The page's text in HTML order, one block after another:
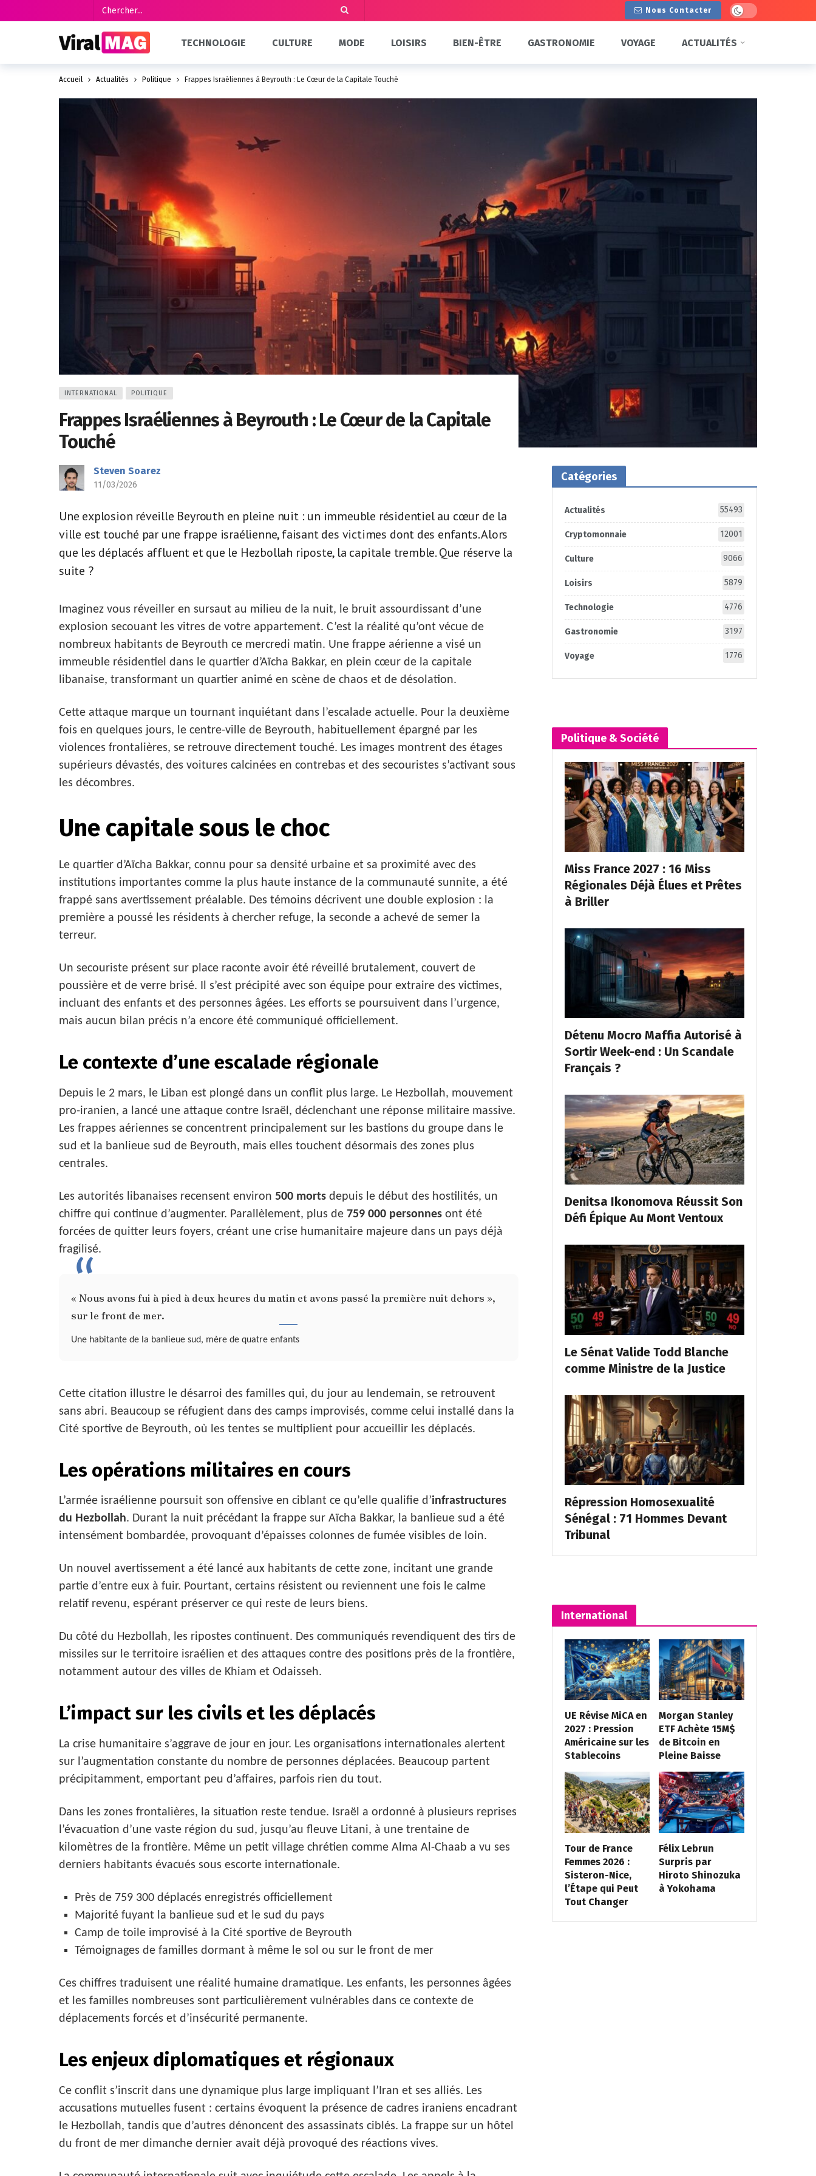
Nous Contacter Dark mode
TECHNOLOGIE CULTURE MODE LOISIRS BIEN-ÊTRE GASTRONOMIE VOYAGE ACTUALITÉS
Accueil Actualités Politique Frappes Israéliennes à Beyrouth : Le Cœur de la Capitale Touché
INTERNATIONAL POLITIQUE
Frappes Israéliennes à Beyrouth : Le Cœur de la Capitale
Touché
Steven Soarez
11/03/2026
Une explosion réveille Beyrouth en pleine nuit : un immeuble résidentiel au cœur de la
ville est touché par une frappe israélienne, faisant des victimes dont des enfants. Alors
que les déplacés affluent et que le Hezbollah riposte, la capitale tremble. Que réserve la
suite ?
Imaginez vous réveiller en sursaut au milieu de la nuit, le bruit assourdissant d’une
explosion secouant les vitres de votre appartement. C’est la réalité qu’ont vécue de
nombreux habitants de Beyrouth ce mercredi matin. Une frappe aérienne a visé un
immeuble résidentiel dans le quartier d’Aïcha Bakkar, en plein cœur de la capitale
libanaise, transformant un quartier animé en scène de chaos et de désolation.
Cette attaque marque un tournant inquiétant dans l’escalade actuelle. Pour la deuxième
fois en quelques jours, le centre-ville de Beyrouth, habituellement épargné par les
violences frontalières, se retrouve directement touché. Les images montrent des étages
supérieurs dévastés, des voitures calcinées en contrebas et des secouristes s’activant sous
les décombres.
Une capitale sous le choc
Le quartier d’Aïcha Bakkar, connu pour sa densité urbaine et sa proximité avec des
institutions importantes comme la plus haute instance de la communauté sunnite, a été
frappé sans avertissement préalable. Des témoins décrivent une double explosion : la
première a poussé les résidents à chercher refuge, la seconde a achevé de semer la
terreur.
Un secouriste présent sur place raconte avoir été réveillé brutalement, couvert de
poussière et de verre brisé. Il s’est précipité avec son équipe pour extraire des victimes,
incluant des enfants et des personnes âgées. Les efforts se poursuivent dans l’urgence,
mais aucun bilan précis n’a encore été communiqué officiellement.
Le contexte d’une escalade régionale
Depuis le 2 mars, le Liban est plongé dans un conflit plus large. Le Hezbollah, mouvement
pro-iranien, a lancé une attaque contre Israël, déclenchant une réponse militaire massive.
Les frappes aériennes se concentrent principalement sur les bastions du groupe dans le
sud et la banlieue sud de Beyrouth, mais elles touchent désormais des zones plus
centrales.
Les autorités libanaises recensent environ 500 morts depuis le début des hostilités, un
chiffre qui continue d’augmenter. Parallèlement, plus de 759 000 personnes ont été
forcées de quitter leurs foyers, créant une crise humanitaire majeure dans un pays déjà
fragilisé.
« Nous avons fui à pied à deux heures du matin et avons passé la première nuit dehors »,
sur le front de mer.
Une habitante de la banlieue sud, mère de quatre enfants
Cette citation illustre le désarroi des familles qui, du jour au lendemain, se retrouvent
sans abri. Beaucoup se réfugient dans des camps improvisés, comme celui installé dans la
Cité sportive de Beyrouth, où les tentes se multiplient pour accueillir les déplacés.
Les opérations militaires en cours
L’armée israélienne poursuit son offensive en ciblant ce qu’elle qualifie d’infrastructures
du Hezbollah. Durant la nuit précédant la frappe sur Aïcha Bakkar, la banlieue sud a été
intensément bombardée, provoquant d’épaisses colonnes de fumée visibles de loin.
Un nouvel avertissement a été lancé aux habitants de cette zone, incitant une grande
partie d’entre eux à fuir. Pourtant, certains résistent ou reviennent une fois le calme
relatif revenu, espérant préserver ce qui reste de leurs biens.
Du côté du Hezbollah, les ripostes continuent. Des communiqués revendiquent des tirs de
missiles sur le territoire israélien et des attaques contre des positions près de la frontière,
notamment autour des villes de Khiam et Odaisseh.
L’impact sur les civils et les déplacés
La crise humanitaire s’aggrave de jour en jour. Les organisations internationales alertent
sur l’augmentation constante du nombre de personnes déplacées. Beaucoup partent
précipitamment, emportant peu d’affaires, parfois rien du tout.
Dans les zones frontalières, la situation reste tendue. Israël a ordonné à plusieurs reprises
l’évacuation d’une vaste région du sud, jusqu’au fleuve Litani, à une trentaine de
kilomètres de la frontière. Même un petit village chrétien comme Alma Al-Chaab a vu ses
derniers habitants évacués sous escorte internationale.
Près de 759 300 déplacés enregistrés officiellement
Majorité fuyant la banlieue sud et le sud du pays
Camp de toile improvisé à la Cité sportive de Beyrouth
Témoignages de familles dormant à même le sol ou sur le front de mer
Ces chiffres traduisent une réalité humaine dramatique. Les enfants, les personnes âgées
et les familles nombreuses sont particulièrement vulnérables dans ce contexte de
déplacements forcés et d’insécurité permanente.
Les enjeux diplomatiques et régionaux
Ce conflit s’inscrit dans une dynamique plus large impliquant l’Iran et ses alliés. Les
accusations mutuelles fusent : certains évoquent la présence de cadres iraniens encadrant
le Hezbollah, tandis que d’autres dénoncent des assassinats ciblés. La frappe sur un hôtel
du front de mer dimanche dernier avait déjà provoqué des réactions vives.
Catégories
Actualités 55493
Cryptomonnaie 12001
Culture 9066
Loisirs 5879
Technologie 4776
Gastronomie 3197
Voyage 1776
Politique & Société
Miss France 2027 : 16 Miss
Régionales Déjà Élues et Prêtes
à Briller
Détenu Mocro Maffia Autorisé à
Sortir Week-end : Un Scandale
Français ?
Denitsa Ikonomova Réussit Son
Défi Épique Au Mont Ventoux
Le Sénat Valide Todd Blanche
comme Ministre de la Justice
Répression Homosexualité
Sénégal : 71 Hommes Devant
Tribunal
International
UE Révise MiCA en
2027 : Pression
Américaine sur les
Stablecoins
Morgan Stanley
ETF Achète 15M$
de Bitcoin en
Pleine Baisse
Tour de France
Femmes 2026 :
Sisteron-Nice,
l’Étape qui Peut
Tout Changer
Félix Lebrun
Surpris par
Hiroto Shinozuka
à Yokohama